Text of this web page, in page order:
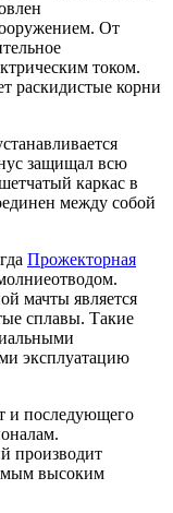
От
током.
раскидистые корни
защищал всю
каркас в
между собой
Прожекторная
мачты является
сплавы. Такие
эксплуатацию
и последующего
производит
высоким